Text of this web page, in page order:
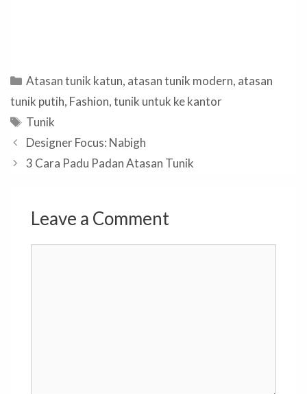
Categories
Atasan tunik katun, atasan tunik modern, atasan
tunik putih, Fashion,tunik untuk ke kantor
Tags
Tunik
Designer Focus: Nabigh
3 Cara Padu Padan Atasan Tunik
Leave a Comment